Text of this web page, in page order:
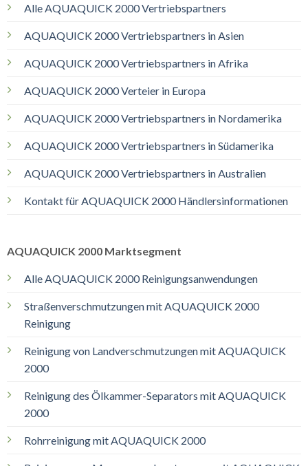
Alle AQUAQUICK 2000 Vertriebspartners
AQUAQUICK 2000 Vertriebspartners in Asien
AQUAQUICK 2000 Vertriebspartners in Afrika
AQUAQUICK 2000 Verteier in Europa
AQUAQUICK 2000 Vertriebspartners in Nordamerika
AQUAQUICK 2000 Vertriebspartners in Südamerika
AQUAQUICK 2000 Vertriebspartners in Australien
Kontakt für AQUAQUICK 2000 Händlersinformationen
AQUAQUICK 2000 Marktsegment
Alle AQUAQUICK 2000 Reinigungsanwendungen
Straßenverschmutzungen mit AQUAQUICK 2000
Reinigung
Reinigung von Landverschmutzungen mit AQUAQUICK
2000
Reinigung des Ölkammer-Separators mit AQUAQUICK
2000
Rohrreinigung mit AQUAQUICK 2000